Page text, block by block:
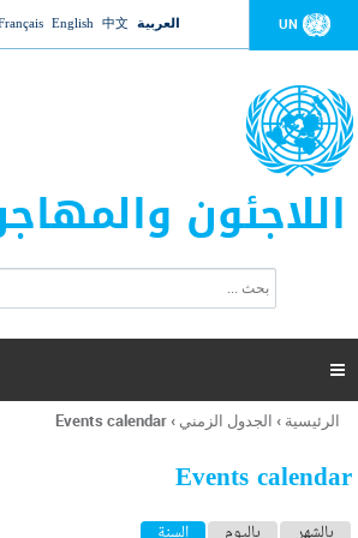
Jump to navigation UN العربية 中文
English
اللاجئون
ت
ر
ل
ح
ب

أنت
هنا
الرئيسية › الجدول الزمني ›
Events calendar
Events calendar